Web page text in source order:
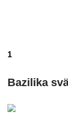
1
Bazilika